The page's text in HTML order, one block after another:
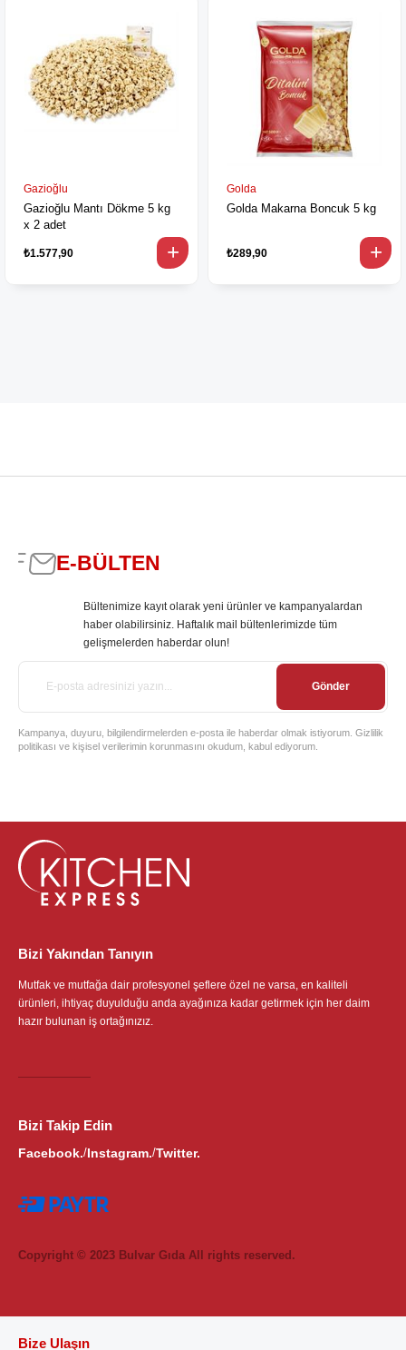
Gazioğlu
Gazioğlu Mantı Dökme 5 kg
x 2 adet
₺1.577,90
Golda
Golda Makarna Boncuk 5 kg
₺289,90
E-BÜLTEN
Bültenimize kayıt olarak yeni ürünler ve kampanyalardan
haber olabilirsiniz. Haftalık mail bültenlerimizde tüm
gelişmelerden haberdar olun!
Gönder
Kampanya, duyuru, bilgilendirmelerden e-posta ile haberdar olmak istiyorum. Gizlilik
politikası ve kişisel verilerimin korunmasını okudum, kabul ediyorum.
Bizi Yakından Tanıyın
Mutfak ve mutfağa dair profesyonel şeflere özel ne varsa, en kaliteli
ürünleri, ihtiyaç duyulduğu anda ayağınıza kadar getirmek için her daim
hazır bulunan iş ortağınızız.
Bizi Takip Edin
Facebook./Instagram./Twitter.
Copyright © 2023 Bulvar Gıda All rights reserved.
Bize Ulaşın